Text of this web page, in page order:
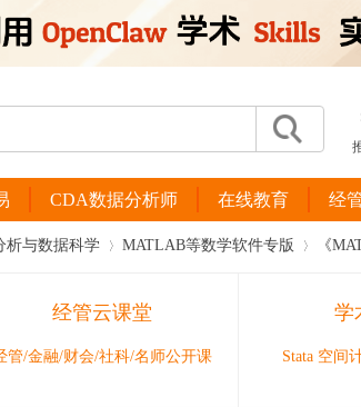
CDA数据分析师 在线教育 经
析与数据科学 MATLAB等数学软件专版 《
经管云课堂
管/金融/财会/社科/名师公开课
学
Stata 空间